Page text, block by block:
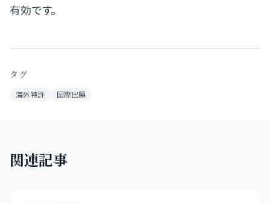
有効です。
タグ
海外特許 国際出願
関連記事